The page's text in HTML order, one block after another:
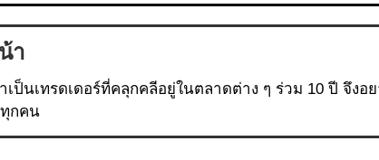
า
ป็นเทรดเดอร์ที่คลุกคลีอยู่ในตลาดต่าง ๆ ร่วม 10 ปี จึง
กคน